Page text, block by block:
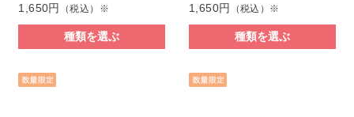
1,650円 （税込）※
種類を選ぶ
1,650円 （税込）※
種類を選ぶ